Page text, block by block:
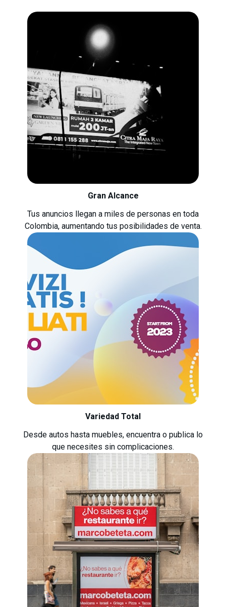
Gran Alcance
Tus anuncios llegan a miles de personas en toda
Colombia, aumentando tus posibilidades de venta.
Variedad Total
Desde autos hasta muebles, encuentra o publica lo
que necesites sin complicaciones.